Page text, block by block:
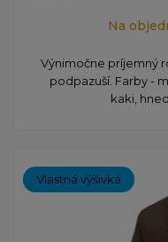
Na
Výnimočne príjemný
podpazuší. Farby -
kaki,
Vlastná výšivka